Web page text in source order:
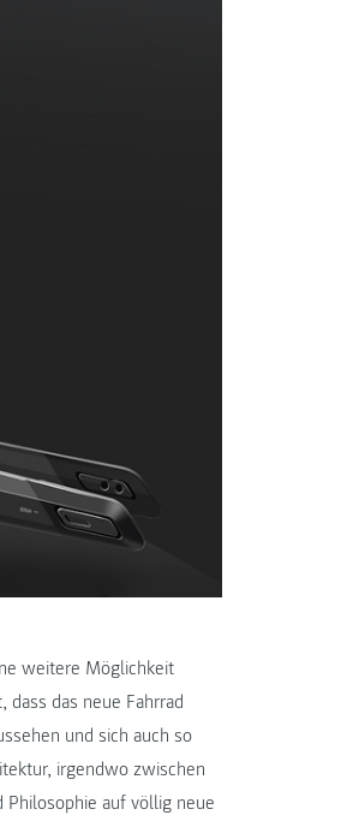
weitere Möglichkeit
das neue Fahrrad
und sich auch so
irgendwo zwischen
Philosophie auf völlig neue